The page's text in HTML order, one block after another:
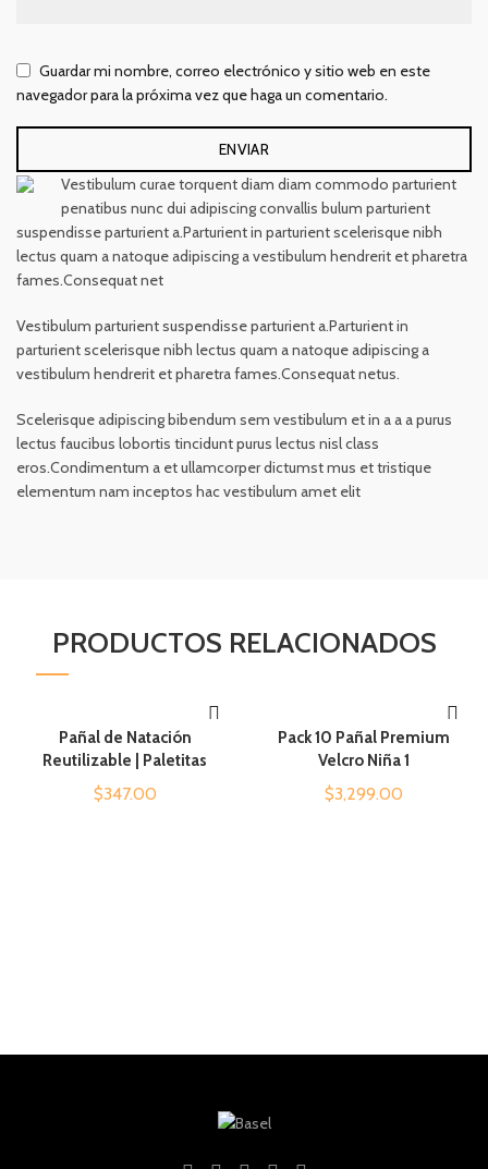
Guardar mi nombre, correo electrónico y sitio web en este
navegador para la próxima vez que haga un comentario.
Vestibulum curae torquent diam diam commodo parturient
penatibus nunc dui adipiscing convallis bulum parturient
suspendisse parturient a.Parturient in parturient scelerisque nibh
lectus quam a natoque adipiscing a vestibulum hendrerit et pharetra
fames.Consequat net
Vestibulum parturient suspendisse parturient a.Parturient in
parturient scelerisque nibh lectus quam a natoque adipiscing a
vestibulum hendrerit et pharetra fames.Consequat netus.
Scelerisque adipiscing bibendum sem vestibulum et in a a a purus
lectus faucibus lobortis tincidunt purus lectus nisl class
eros.Condimentum a et ullamcorper dictumst mus et tristique
elementum nam inceptos hac vestibulum amet elit
PRODUCTOS RELACIONADOS
AÑADIR AL CARRITO
Pañal de Natación
Reutilizable | Paletitas
$347.00
AÑADIR AL CARRITO
Pack 10 Pañal Premium
Velcro Niña 1
$3,299.00